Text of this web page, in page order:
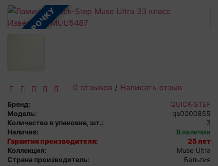
Посмотреть все категории
Пороги
Аксессуары для напольных покрытий
Посмотреть все категории
В РАССРОЧКУ
0 отзывов / Написать отзыв
Бренд:
QUICK-STEP
Модель:
qs0000855
Количество в упаковке, шт.:
3
Наличие:
В наличии
Гарантия производителя:
25 лет
Коллекция:
Muse Ultra
Страна производитель:
Бельгия